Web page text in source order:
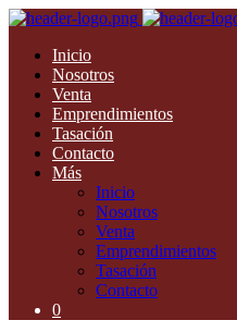
Inicio
Nosotros
Venta
Emprendimientos
Tasación
Contacto
Más
Inicio
Nosotros
Venta
Emprendimientos
Tasación
Contacto
0